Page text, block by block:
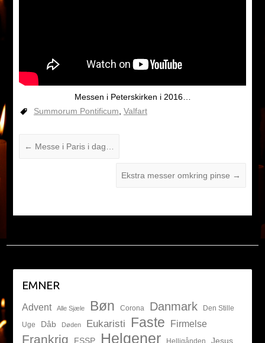
Messen i Peterskirken i 2016…
Summorum Pontificum Valfart
← Messe i Paris i dag…
Ekstra messer omkring pinse →
EMNER
Advent Alle Sjæle Bøn Corona Danmark
Den Stille
Uge
Dåb Døden Eukaristi Faste Firmelse
Frankrig FSSP Helgener Helligånden
Jesus